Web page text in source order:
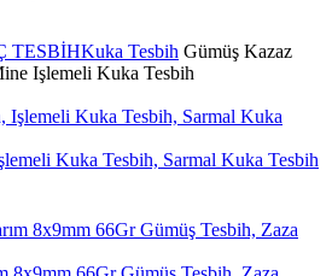
TESBİHKuka Tesbih Gümüş Kazaz
Işlemeli Kuka Tesbih
Kuka Tesbih, Sarmal Kuka Tesbih